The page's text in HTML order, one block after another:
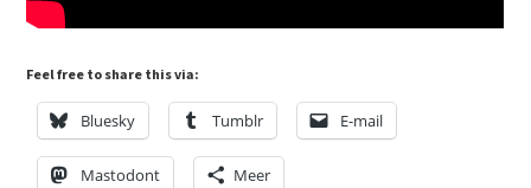
Feel free to share this via:
Bluesky Tumblr E-mail
Mastodont Meer